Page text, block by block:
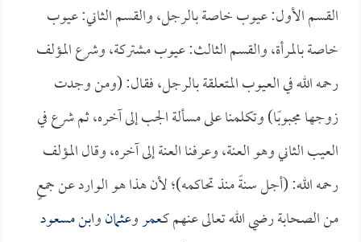
القسم الأول: عيوب خاصة بالرجل، والقسم الثاني: عيوب
خاصة بالمرأة، والقسم الثالث: عيوب مشتركة، وشرع المؤلف
رحمه الله في العيوب المتعلقة بالرجل، فقال: (ومن وجدت
زوجها مجبوبًا) وتكلمنا على مسألة الجب إلى آخره، ثم شرع في
العيب الثاني وهو العنة، وعرفنا العنة إلى آخره، وقال المؤلف
رحمه الله: (أجل سنةً منذ تحاكمه)؛ لأن هذا هو الوارد عن جمعٍ
من الصحابة رضي الله تعالى عنهم كـعمروعثمانوابن مسعود